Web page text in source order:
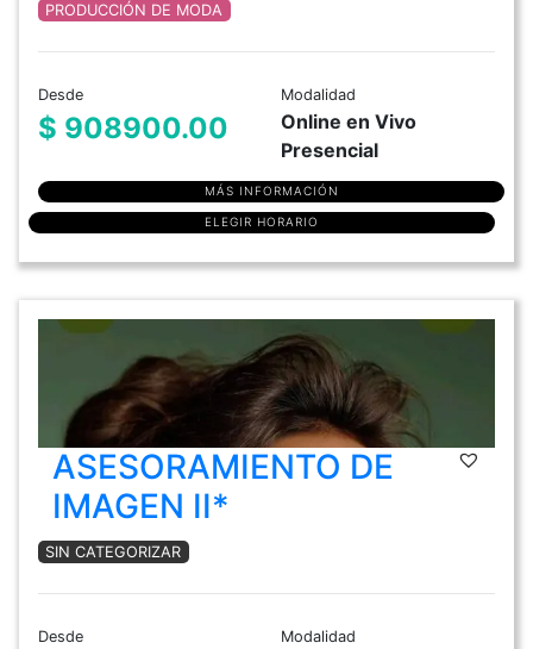
PRODUCCIÓN DE MODA
Desde
$ 908900.00
Modalidad
Online en Vivo
Presencial
MÁS INFORMACIÓN
ELEGIR HORARIO
ASESORAMIENTO DE
IMAGEN II*
SIN CATEGORIZAR
Desde Modalidad